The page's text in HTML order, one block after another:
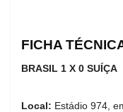
FICHA
BRASIL 1 X 0 SUÍÇA
Local: Estádio 974,